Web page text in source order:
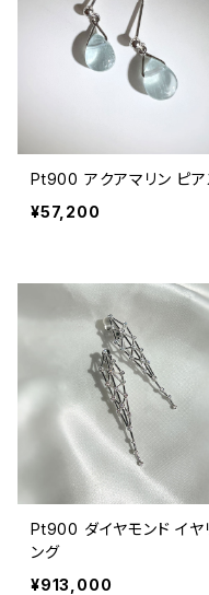
Pt900 アクアマリン ピア
¥57,200
Pt900 ダイヤモンド イヤ
ング
¥913,000